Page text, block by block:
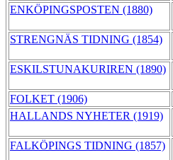
ENKÖPINGSPOSTEN (1880)
STRENGNÄS TIDNING (1854)
ESKILSTUNAKURIREN (1890)
FOLKET (1906)
HALLANDS NYHETER (1919)
FALKÖPINGS TIDNING (1857)